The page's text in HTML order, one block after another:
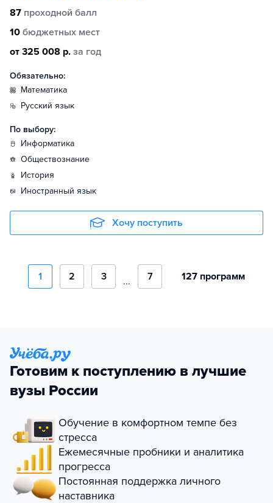
87 проходной балл
10 бюджетных мест
от 325 008 р. за год
Обязательно:
математика
русский язык
По выбору:
информатика
обществознание
история
иностранный язык
Хочу поступить
1 2 3 ... 7 127 программ
Готовим к поступлению в лучшие
вузы России
Обучение в комфортном темпе без
стресса
Ежемесячные пробники и аналитика
прогресса
Постоянная поддержка личного
наставника